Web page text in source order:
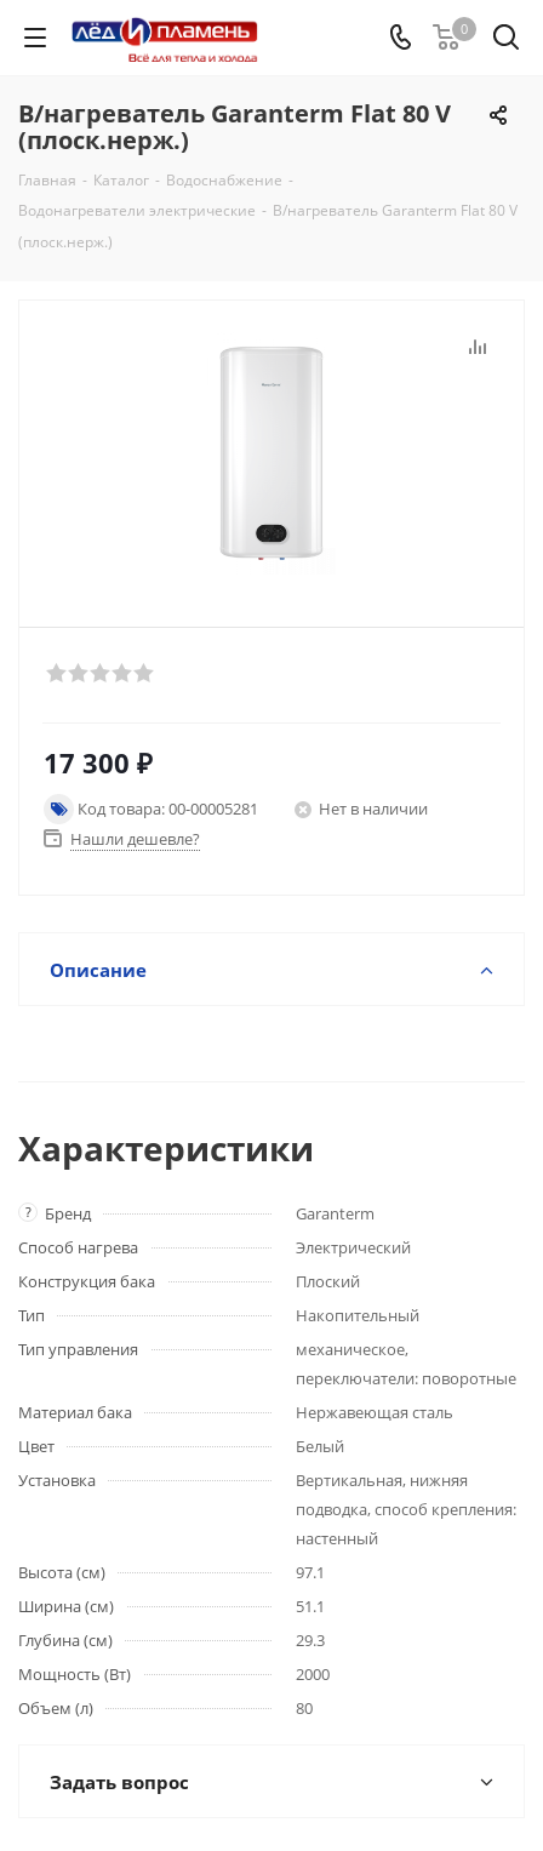
0
В/нагреватель Garanterm Flat 80 V
(плоск.нерж.)
Главная - Каталог - Водоснабжение -
Водонагреватели электрические - В/нагреватель Garanterm Flat 80 V
(плоск.нерж.)
17 300 ₽
Код товара: 00-00005281
Нет в наличии
Нашли дешевле?
Описание
Характеристики
? Бренд
Garanterm
Способ нагрева
Электрический
Конструкция бака
Плоский
Тип
Накопительный
Тип управления
механическое,
переключатели: поворотные
Материал бака
Нержавеющая сталь
Цвет
Белый
Установка
Вертикальная, нижняя
подводка, способ крепления:
настенный
Высота (см)
97.1
Ширина (см)
51.1
Глубина (см)
29.3
Мощность (Вт)
2000
Объем (л)
80
Задать вопрос